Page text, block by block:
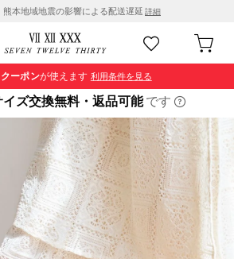
熊本地域地震の影響による配送遅延 詳細
クーポンが使えます 利用条件を見る
イズ交換無料・返品可能です